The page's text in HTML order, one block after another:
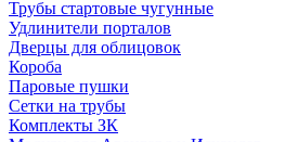
Трубы стартовые чугунные
Удлинители порталов
Дверцы для облицовок
Короба
Паровые пушки
Сетки на трубы
Комплекты ЗК